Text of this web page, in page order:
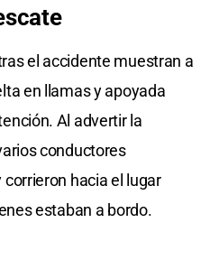
el accidente muestran a
en llamas y apoyada
Al advertir la
conductores
hacia el lugar
estaban a bordo.